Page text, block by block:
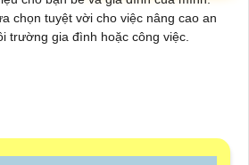
chọn tuyệt vời cho việc nâng cao an
trường gia đình hoặc công việc.